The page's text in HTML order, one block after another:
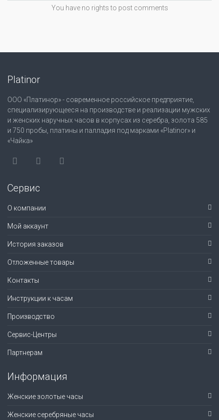
You have no rights to post comments
Platinor
ООО «Платинор» - современное российское предприятие,
специализирующееся на производстве и реализации мужских
и женских наручных часов в корпусах из серебра, золота 585
и 750 пробы, платины и палладия под марками «Platinor» и
«Чайка»
Сервис
О компании
Мой аккаунт
История заказов
Отложенные товары
Контакты
Инструкции к часам
Производство
Сервис-Центры
Партнерам
Информация
Женские золотые часы
Женские серебряные часы